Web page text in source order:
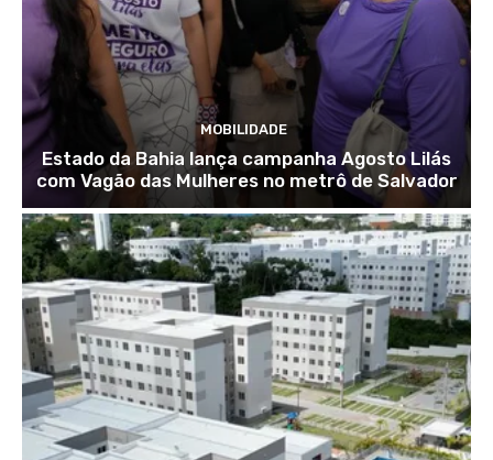
MOBILIDADE
Estado da Bahia lança campanha Agosto Lilás
com Vagão das Mulheres no metrô de Salvador